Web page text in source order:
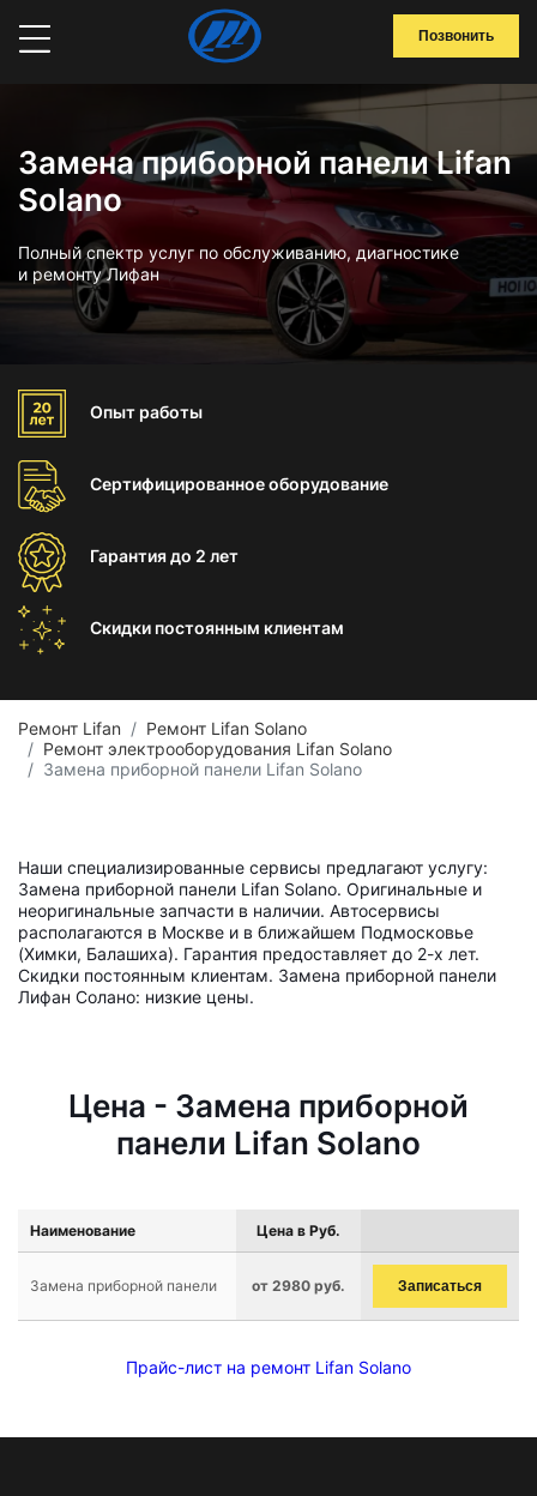
Позвонить
Замена приборной панели Lifan
Solano
Полный спектр услуг по обслуживанию, диагностике
и ремонту Лифан
Опыт работы
Сертифицированноеоборудование
Гарантиядо 2 лет
Скидки постоянным клиентам
Ремонт Lifan
Ремонт Lifan Solano
Ремонт электрооборудования Lifan Solano
Замена приборной панели Lifan Solano
Наши специализированные сервисы предлагают услугу:
Замена приборной панели Lifan Solano. Оригинальные и
неоригинальные запчасти в наличии. Автосервисы
располагаются в Москве и в ближайшем Подмосковье
(Химки, Балашиха). Гарантия предоставляет до 2-х лет.
Скидки постоянным клиентам. Замена приборной панели
Лифан Солано: низкие цены.
Цена - Замена приборной
панели Lifan Solano
Наименование Цена в Руб.
Замена приборной панели от 2980 руб. Записаться
Прайс-лист на ремонт Lifan Solano